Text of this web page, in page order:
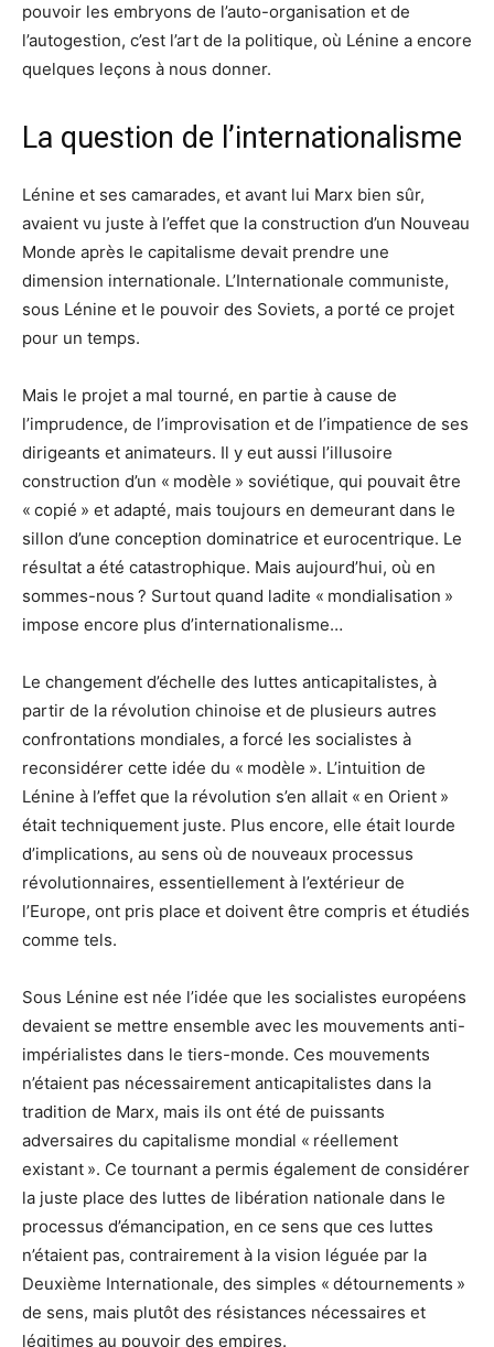
pouvoir les embryons de l’auto-organisation et de
l’autogestion, c’est l’art de la politique, où Lénine a encore
quelques leçons à nous donner.
La question de l’internationalisme
Lénine et ses camarades, et avant lui Marx bien sûr,
avaient vu juste à l’effet que la construction d’un Nouveau
Monde après le capitalisme devait prendre une
dimension internationale. L’Internationale communiste,
sous Lénine et le pouvoir des Soviets, a porté ce projet
pour un temps.
Mais le projet a mal tourné, en partie à cause de
l’imprudence, de l’improvisation et de l’impatience de ses
dirigeants et animateurs. Il y eut aussi l’illusoire
construction d’un « modèle » soviétique, qui pouvait être
« copié » et adapté, mais toujours en demeurant dans le
sillon d’une conception dominatrice et eurocentrique. Le
résultat a été catastrophique. Mais aujourd’hui, où en
sommes-nous ? Surtout quand ladite « mondialisation »
impose encore plus d’internationalisme…
Le changement d’échelle des luttes anticapitalistes, à
partir de la révolution chinoise et de plusieurs autres
confrontations mondiales, a forcé les socialistes à
reconsidérer cette idée du « modèle ». L’intuition de
Lénine à l’effet que la révolution s’en allait « en Orient »
était techniquement juste. Plus encore, elle était lourde
d’implications, au sens où de nouveaux processus
révolutionnaires, essentiellement à l’extérieur de
l’Europe, ont pris place et doivent être compris et étudiés
comme tels.
Sous Lénine est née l’idée que les socialistes européens
devaient se mettre ensemble avec les mouvements anti-
impérialistes dans le tiers-monde. Ces mouvements
n’étaient pas nécessairement anticapitalistes dans la
tradition de Marx, mais ils ont été de puissants
adversaires du capitalisme mondial « réellement
existant ». Ce tournant a permis également de considérer
la juste place des luttes de libération nationale dans le
processus d’émancipation, en ce sens que ces luttes
n’étaient pas, contrairement à la vision léguée par la
Deuxième Internationale, des simples « détournements »
de sens, mais plutôt des résistances nécessaires et
légitimes au pouvoir des empires.